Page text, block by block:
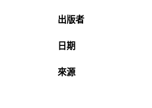
出版者
日期
來源